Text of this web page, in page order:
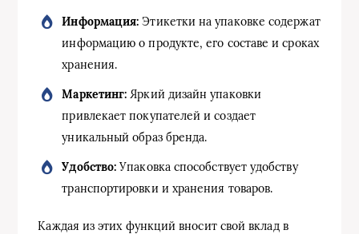
Информация: Этикетки на упаковке содержат
информацию о продукте, его составе и сроках
хранения.
Маркетинг: Яркий дизайн упаковки
привлекает покупателей и создает
уникальный образ бренда.
Удобство: Упаковка способствует удобству
транспортировки и хранения товаров.
Каждая из этих функций вносит свой вклад в